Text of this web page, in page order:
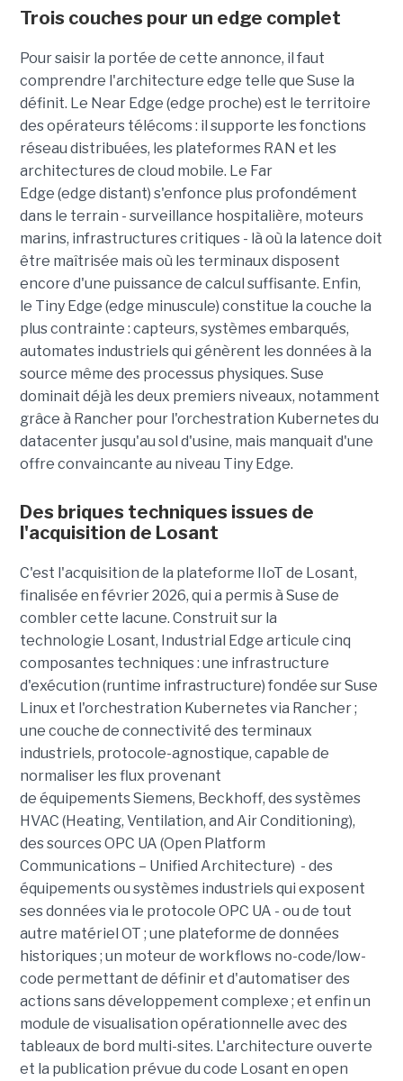
Trois couches pour un edge complet
Pour saisir la portée de cette annonce, il faut
comprendre l'architecture edge telle que Suse la
définit. Le Near Edge (edge proche) est le territoire
des opérateurs télécoms : il supporte les fonctions
réseau distribuées, les plateformes RAN et les
architectures de cloud mobile. Le Far
Edge (edge distant) s'enfonce plus profondément
dans le terrain - surveillance hospitalière, moteurs
marins, infrastructures critiques - là où la latence doit
être maîtrisée mais où les terminaux disposent
encore d'une puissance de calcul suffisante. Enfin,
le Tiny Edge (edge minuscule) constitue la couche la
plus contrainte : capteurs, systèmes embarqués,
automates industriels qui génèrent les données à la
source même des processus physiques. Suse
dominait déjà les deux premiers niveaux, notamment
grâce à Rancher pour l'orchestration Kubernetes du
datacenter jusqu'au sol d'usine, mais manquait d'une
offre convaincante au niveau Tiny Edge.
Des briques techniques issues de
l'acquisition de Losant
C'est l'acquisition de la plateforme IIoT de Losant,
finalisée en février 2026, qui a permis à Suse de
combler cette lacune. Construit sur la
technologie Losant, Industrial Edge articule cinq
composantes techniques : une infrastructure
d'exécution (runtime infrastructure) fondée sur Suse
Linux et l'orchestration Kubernetes via Rancher ;
une couche de connectivité des terminaux
industriels, protocole-agnostique, capable de
normaliser les flux provenant
de équipements Siemens, Beckhoff, des systèmes
HVAC (Heating, Ventilation, and Air Conditioning),
des sources OPC UA (Open Platform
Communications – Unified Architecture) - des
équipements ou systèmes industriels qui exposent
ses données via le protocole OPC UA - ou de tout
autre matériel OT ; une plateforme de données
historiques ; un moteur de workflows no-code/low-
code permettant de définir et d'automatiser des
actions sans développement complexe ; et enfin un
module de visualisation opérationnelle avec des
tableaux de bord multi-sites. L'architecture ouverte
et la publication prévue du code Losant en open